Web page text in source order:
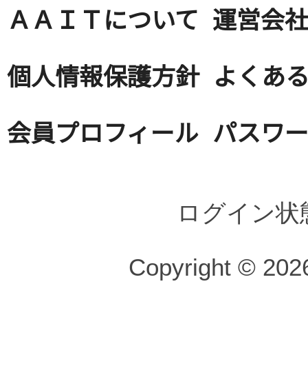
ＡＡＩＴについて 運営会社
個人情報保護方針 よくあ
会員プロフィール パスワ
ログイン
Copyright ©